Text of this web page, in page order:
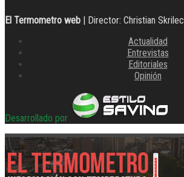
El Termometro web | Director: Christian Skrilec
Actualidad
Entrevistas
Editoriales
Opinión
Desarrollado por